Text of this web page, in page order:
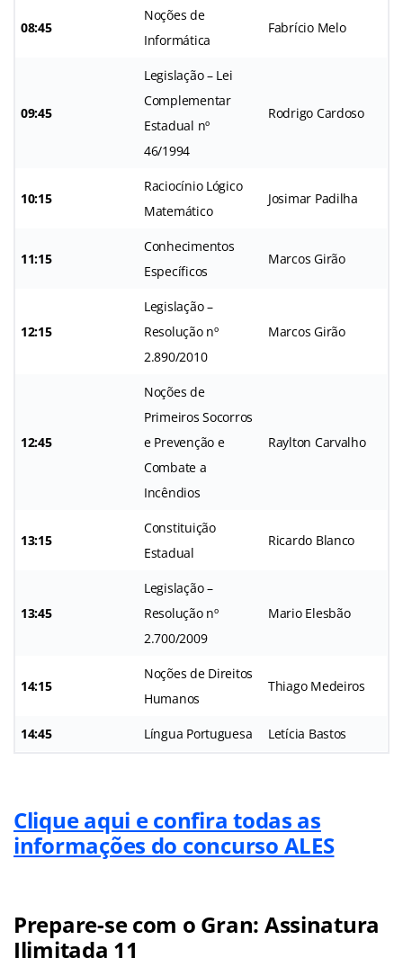
08:45
Noções de
Informática
Fabrício Melo
09:45
Legislação – Lei
Complementar
Estadual nº
46/1994
Rodrigo Cardoso
10:15
Raciocínio Lógico
Matemático
Josimar Padilha
11:15
Conhecimentos
Específicos
Marcos Girão
12:15
Legislação –
Resolução nº
2.890/2010
Marcos Girão
12:45
Noções de
Primeiros Socorros
e Prevenção e
Combate a
Incêndios
Raylton Carvalho
13:15
Constituição
Estadual
Ricardo Blanco
13:45
Legislação –
Resolução nº
2.700/2009
Mario Elesbão
14:15
Noções de Direitos
Humanos
Thiago Medeiros
14:45 Língua Portuguesa Letícia Bastos
Clique aqui e confira todas as
informações do concurso ALES
Prepare-se com o Gran: Assinatura
Ilimitada 11